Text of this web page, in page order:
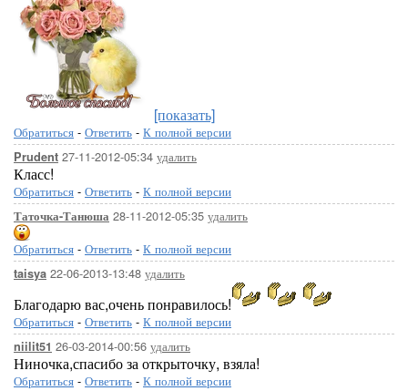
[показать]
Обратиться - Ответить - К полной версии
Prudent 27-11-2012-05:34 удалить
Класс!
Обратиться - Ответить - К полной версии
Таточка-Танюша 28-11-2012-05:35 удалить
Обратиться - Ответить - К полной версии
taisya 22-06-2013-13:48 удалить
Благодарю вас,очень понравилось!
Обратиться - Ответить - К полной версии
niilit51 26-03-2014-00:56 удалить
Ниночка,спасибо за открыточку, взяла!
Обратиться - Ответить - К полной версии